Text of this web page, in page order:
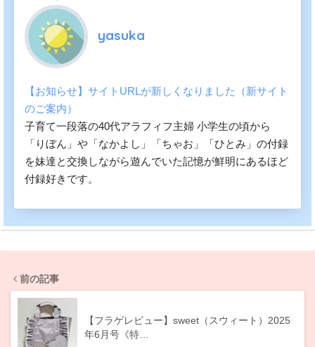
yasuka
【お知らせ】サイトURLが新しくなりました（新サイト
のご案内）
子育て一段落の40代アラフィフ主婦 小学生の頃から
「りぼん」や「なかよし」「ちゃお」「ひとみ」の付録
を妹達と交換しながら遊んでいた記憶が鮮明にあるほど
付録好きです。
前の記事
【フラゲレビュー】sweet（スウィート）2025
年6月号《特…